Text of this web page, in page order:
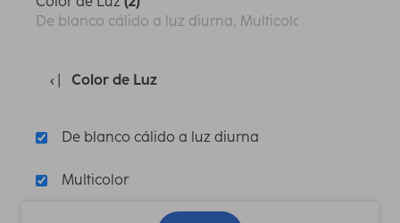
De blanco cálido a luz diurna, Multicolor
Color de Luz
De blanco cálido a luz diurna
Multicolor